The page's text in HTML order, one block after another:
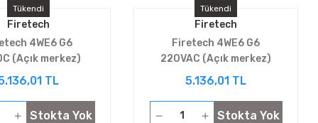
Tükendi
Firetech
4WE6 G6
(Açık merkez)
TL
Stokta Yok
Tükendi
Firetech
Firetech 4WE6 G6
220VAC (Açık merkez)
5.136,01 TL
Stokta Yok